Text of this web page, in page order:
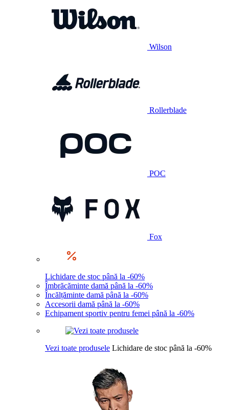
Wilson
Rollerblade
POC
Fox
Lichidare de stoc până la -60%
Îmbrăcăminte damă până la -60%
Încălțăminte damă până la -60%
Accesorii damă până la -60%
Echipament sportiv pentru femei până la -60%
Vezi toate produsele Lichidare de stoc până la -60%